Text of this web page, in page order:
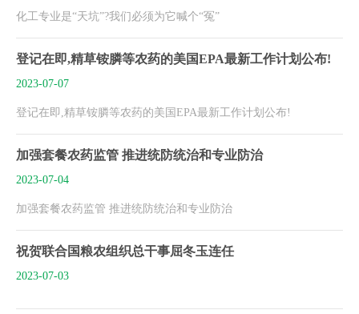
化工专业是“天坑”?我们必须为它喊个“冤”
登记在即,精草铵膦等农药的美国EPA最新工作计划公布!
2023-07-07
登记在即,精草铵膦等农药的美国EPA最新工作计划公布!
加强套餐农药监管 推进统防统治和专业防治
2023-07-04
加强套餐农药监管 推进统防统治和专业防治
祝贺联合国粮农组织总干事屈冬玉连任
2023-07-03